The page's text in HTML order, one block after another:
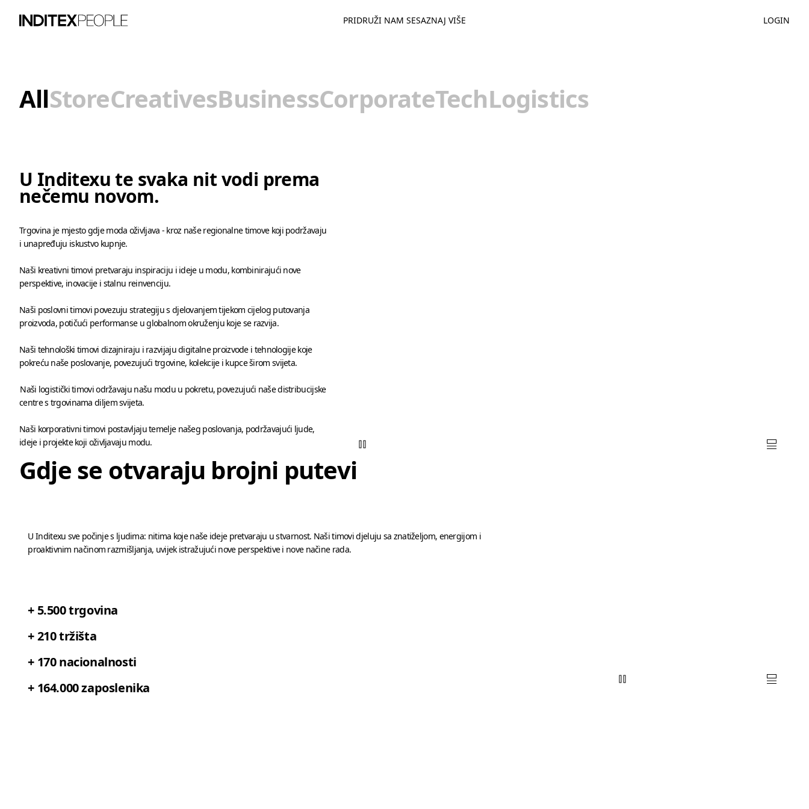
PRIDRUŽI NAM SESAZNAJ VIŠE LOGIN
AllStoreCreativesBusinessCorporateTechLogistics
U Inditexu te svaka nit vodi prema
nečemu novom.
Trgovina je mjesto gdje moda oživljava - kroz naše regionalne timove koji podržavaju
i unapređuju iskustvo kupnje.
Naši kreativni timovi pretvaraju inspiraciju i ideje u modu, kombinirajući nove
perspektive, inovacije i stalnu reinvenciju.
Naši poslovni timovi povezuju strategiju s djelovanjem tijekom cijelog putovanja
proizvoda, potičući performanse u globalnom okruženju koje se razvija.
Naši tehnološki timovi dizajniraju i razvijaju digitalne proizvode i tehnologije koje
pokreću naše poslovanje, povezujući trgovine, kolekcije i kupce širom svijeta.
Naši logistički timovi održavaju našu modu u pokretu, povezujući naše distribucijske
centre s trgovinama diljem svijeta.
Naši korporativni timovi postavljaju temelje našeg poslovanja, podržavajući ljude,
ideje i projekte koji oživljavaju modu.
Gdje se otvaraju brojni putevi
U Inditexu sve počinje s ljudima: nitima koje naše ideje pretvaraju u stvarnost. Naši timovi djeluju sa znatiželjom, energijom i
proaktivnim načinom razmišljanja, uvijek istražujući nove perspektive i nove načine rada.
+ 5.500 trgovina
+ 210 tržišta
+ 170 nacionalnosti
+ 164.000 zaposlenika